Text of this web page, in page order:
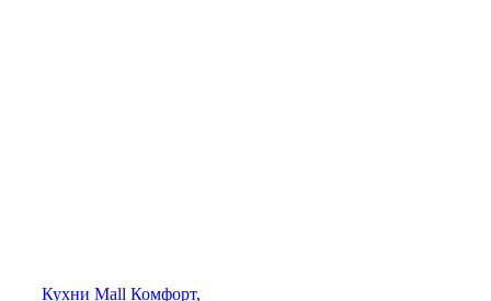
Кухни Mall Комфорт,